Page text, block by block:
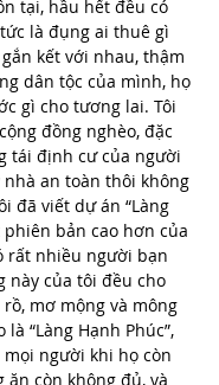
tại, hầu hết đều có
là đụng ai thuê gì
kết với nhau, thậm
dân tộc của mình, họ
gì cho tương lai. Tôi
đồng nghèo, đặc
tái định cư của người
an toàn thôi không
đã viết dự án “Làng
phiên bản cao hơn của
rất nhiều người bạn
này của tôi đều cho
mơ mộng và mông
“Làng Hạnh Phúc”,
người khi họ còn
ăn còn không đủ, và